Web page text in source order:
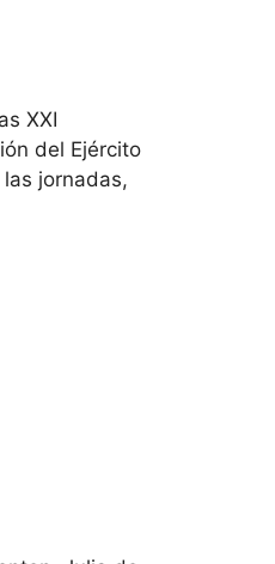
XXI
del Ejército
jornadas,